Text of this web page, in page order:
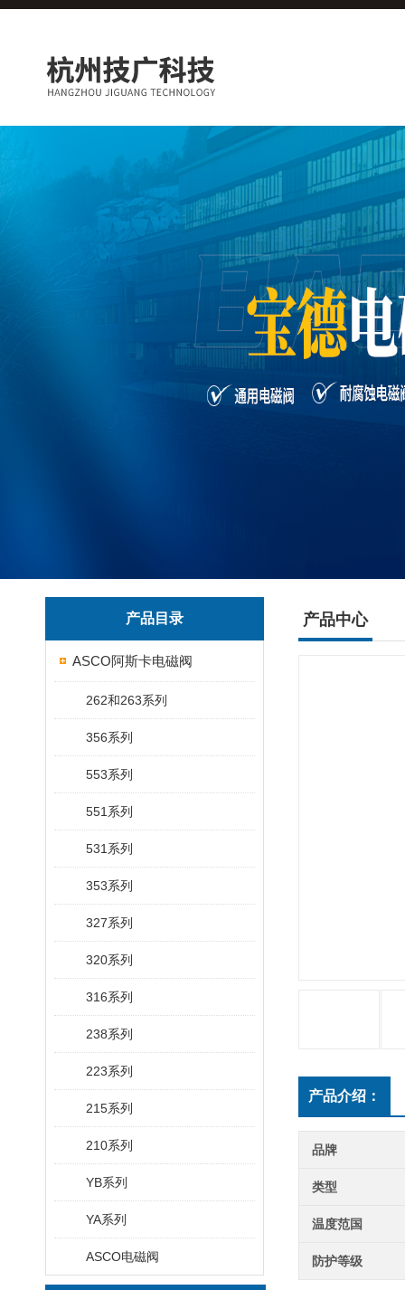
产品目录
ASCO阿斯卡电磁阀
262和263系列
356系列
553系列
551系列
531系列
353系列
327系列
320系列
316系列
238系列
223系列
215系列
210系列
YB系列
YA系列
ASCO电磁阀
产品中心
产品介绍：
品牌
类型
温度范国
防护等级